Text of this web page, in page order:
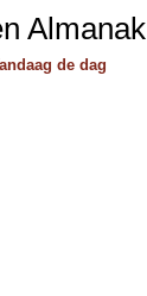
Almanak
de dag